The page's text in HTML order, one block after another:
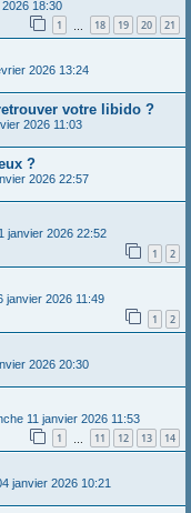
18:30
1 18 19 20 21
2026 13:24
votre libido ?
2026 11:03
?
2026 22:57
janvier 2026 22:52
1 2
janvier 2026 11:49
1 2
2026 20:30
11 janvier 2026 11:53
1 11 12 13 14
janvier 2026 10:21